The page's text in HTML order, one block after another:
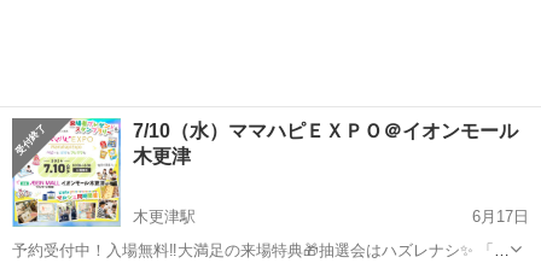
7/10（水）ママハピＥＸＰＯ＠イオンモール
木更津
木更津駅
6月17日
予約受付中！入場無料‼︎大満足の来場特典🎁抽選会はハズレナシ✨ 「1